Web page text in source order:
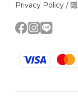
Privacy Policy /